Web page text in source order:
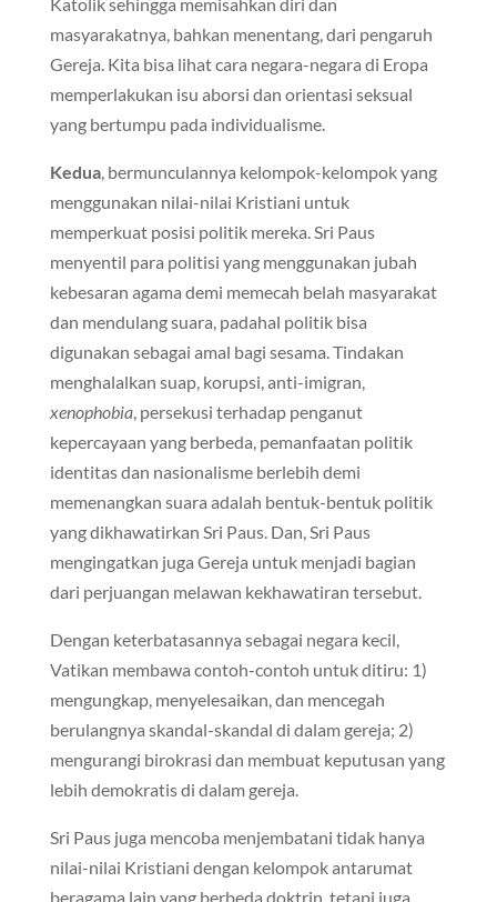
masyarakatnya, bahkan menentang, dari pengaruh
Gereja. Kita bisa lihat cara negara-negara di Eropa
memperlakukan isu aborsi dan orientasi seksual
yang bertumpu pada individualisme.
Kedua, bermunculannya kelompok-kelompok yang
menggunakan nilai-nilai Kristiani untuk
memperkuat posisi politik mereka. Sri Paus
menyentil para politisi yang menggunakan jubah
kebesaran agama demi memecah belah masyarakat
dan mendulang suara, padahal politik bisa
digunakan sebagai amal bagi sesama. Tindakan
menghalalkan suap, korupsi, anti-imigran,
xenophobia, persekusi terhadap penganut
kepercayaan yang berbeda, pemanfaatan politik
identitas dan nasionalisme berlebih demi
memenangkan suara adalah bentuk-bentuk politik
yang dikhawatirkan Sri Paus. Dan, Sri Paus
mengingatkan juga Gereja untuk menjadi bagian
dari perjuangan melawan kekhawatiran tersebut.
Dengan keterbatasannya sebagai negara kecil,
Vatikan membawa contoh-contoh untuk ditiru: 1)
mengungkap, menyelesaikan, dan mencegah
berulangnya skandal-skandal di dalam gereja; 2)
mengurangi birokrasi dan membuat keputusan yang
lebih demokratis di dalam gereja.
Sri Paus juga mencoba menjembatani tidak hanya
nilai-nilai Kristiani dengan kelompok antarumat
beragama lain yang berbeda doktrin, tetapi juga